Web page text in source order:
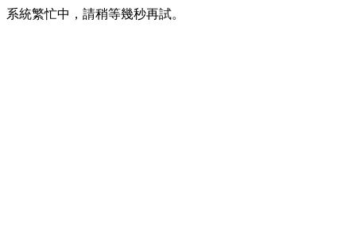
系統繁忙中，請稍等幾秒再試。